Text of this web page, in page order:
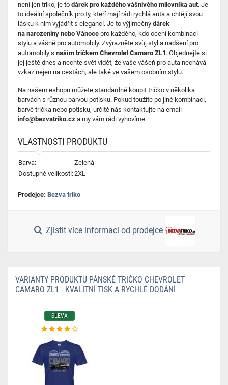
není jen triko, je to dárek pro každého vášnivého milovníka aut. Je
to ideální společník pro ty, kteří mají rádi rychlá auta a chtějí svou
lásku k nim vyjádřit s elegancí. Je to výjimečný dárek
na narozeniny nebo Vánoce pro každého, kdo ocení kombinaci
stylu a vášně pro automobily. Zvýrazněte svůj styl a nadšení pro
automobily s naším tričkem Chevrolet Camaro ZL1 . Objednejte si
jej ještě dnes a nechte svět vidět, že vaše vášeň pro auta nechává
vzkaz nejen na cestách, ale také ve vašem osobním stylu.
Na našem eshopu můžete standardně koupit tričko v několika
barvách s různou barvou potisku. Pokud toužíte po jiné kombinaci,
barvě trička nebo potisku, určitě nás kontaktujte na email
info@bezvatriko.cz a my vám rádi vyhovíme.
VLASTNOSTI PRODUKTU
Barva:
Zelená
Dostupné velikosti:2XL
Prodejce: Bezva triko
Zjistit více informací od prodejce
VARIANTY PRODUKTU PÁNSKÉ TRIČKO CHEVROLET
CAMARO ZL1 - KVALITNÍ TISK A RYCHLÉ DODÁNÍ
SLEVA